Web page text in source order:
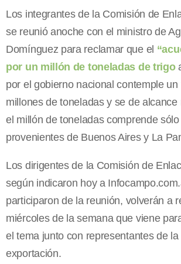
Los integrantes de la Comisión de
se reunió anoche con el ministro de
Domínguez para reclamar que el
por un millón de toneladas de trigo
por el gobierno nacional contemple
millones de toneladas y se de
el millón de toneladas comprende
provenientes de Buenos Aires y La
Los dirigentes de la Comisión de
según indicaron hoy a
participaron de la reunión, volverán a
miércoles de la semana que viene
el tema junto con representantes de
exportación.